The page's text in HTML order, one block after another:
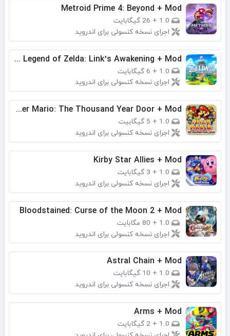
Metroid Prime 4: Beyond + Mod
1.0
+ 26 گیگابایت
اجرای نسخه کنسولی برای اندروید
The Legend of Zelda: Link’s Awakening + Mod
1.0
+ 6 گیگابایت
اجرای نسخه کنسولی برای اندروید
Paper Mario: The Thousand Year Door + Mod
1.0
+ 5 گیگابیت
اجرای نسخه کنسولی برای اندروید
Kirby Star Allies + Mod
1.0
+ 3 گیگابایت
اجرای نسخه کنسولی برای اندروید
Bloodstained: Curse of the Moon 2 + Mod
1.0
+ 80 مگابایت
اجرای نسخه کنسولی برای اندروید
Astral Chain + Mod
1.0
+ 10 گیگابایت
اجرای نسخه کنسولی برای اندروید
Arms + Mod
1.0
+ 2 گیگابایت